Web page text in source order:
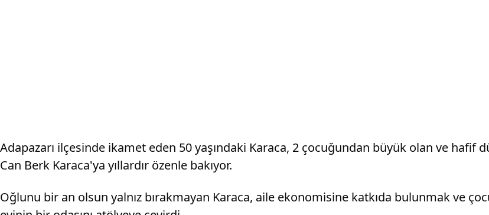
Adapazarı ilçesinde ikamet eden 50 yaşındaki Karaca, 2 çocuğundan büyük olan ve hafif
Can Berk Karaca'ya yıllardır özenle bakıyor.
Oğlunu bir an olsun yalnız bırakmayan Karaca, aile ekonomisine katkıda bulunmak ve